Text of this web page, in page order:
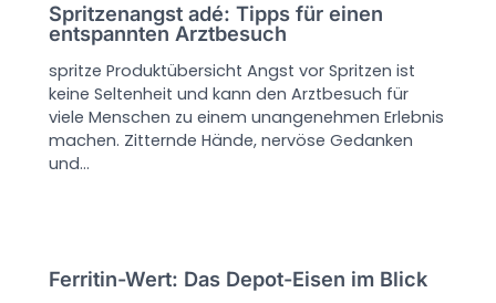
Spritzenangst adé: Tipps für einen
entspannten Arztbesuch
spritze Produktübersicht Angst vor Spritzen ist
keine Seltenheit und kann den Arztbesuch für
viele Menschen zu einem unangenehmen Erlebnis
machen. Zitternde Hände, nervöse Gedanken
und…
Ferritin-Wert: Das Depot-Eisen im Blick